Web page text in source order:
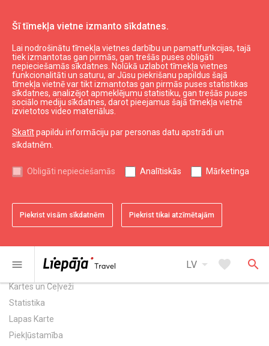
Šī tīmekļa vietne izmanto sīkdatnes.
Lai nodrošinātu tīmekļa vietnes darbību un pamatfunkcijas, tajā
tiek izmantotas gan pirmās, gan trešās puses obligāti
nepieciešamās sīkdatnes. Nolūkā uzlabot tīmekļa vietnes
funkcionalitāti un saturu, ar Jūsu piekrišanu papildus šajā
tīmekļa vietnē var tikt izmantotas gan pirmās puses statistikas
sīkdatnes, analizējot apmeklējumu statistiku, gan trešās puses
sociālo mediju sīkdatnes, darot pieejamus šajā tīmekļa vietnē
izvietotos video materiālus.
Skatītpapildu informāciju par personas datu apstrādi un
sīkdatnēm.
Obligāti nepieciešamās Analītiskās Mārketinga
Piekrist visām sīkdatnēm Piekrist tikai atzīmētajām
menu LV arrow_drop_down favorite search
Viada
Uz augšu expand_less
Informācija
Liepājas kultūra
Liepājas sports
Kurzemes tūrisms
Noderīgi
Kartes un Ceļveži
Statistika
Lapas Karte
Piekļūstamība